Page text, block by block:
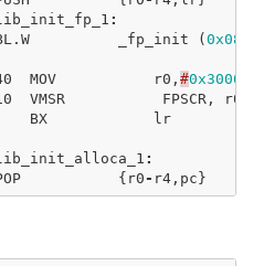
:
. W _fp_init (
MOV r0 , #
VMSR FPSCR ,
r0
BX
lr
:
{ r0 - r4 , pc }